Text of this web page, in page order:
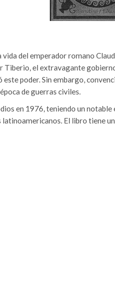
del emperador romano
Tiberio, el extravagante
poder. Sin embargo,
de guerras civiles.
en 1976, teniendo un notable
latinoamericanos. El libro tiene